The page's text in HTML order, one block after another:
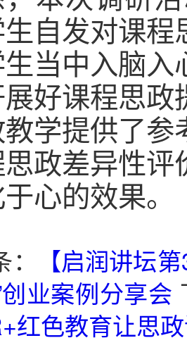
自发对课
当中入脑
好课程思
学提供了
政差异性
心的效果。
【启润讲坛
业案例分享会
红色教育让思政